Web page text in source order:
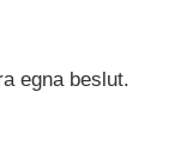
egna beslut.